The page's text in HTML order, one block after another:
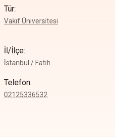
Tür:
Vakıf Üniversitesi
İl/İlçe:
İstanbul / Fatih
Telefon:
02125336532